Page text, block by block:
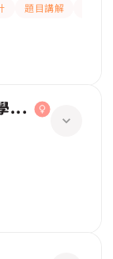
題目講解
課程)